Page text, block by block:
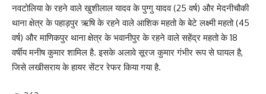
नवटोलिया के रहने वाले खुशीलाल यादव के पुग्गु यादव (25 वर्ष) और मेदनीचौकी
थाना क्षेत्र के पहाड़पुर ऋषि के रहने वाले आशिक महतो के बेटे लक्ष्मी महतो (45
वर्ष) और माणिकपुर थाना क्षेत्र के भवानीपुर के रहने वाले सहेंद्र महतो के 18
वर्षीय मनीष कुमार शामिल है. इसके अलावे सूरज कुमार गंभीर रूप से घायल है,
जिसे लखीसराय के हायर सेंटर रेफर किया गया है.